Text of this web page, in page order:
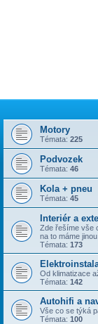
Motory
Témata: 225
Podvozek
Témata: 46
Kola + pneu
Témata: 45
Interiér a
Zde řešíme vše
na to máme jinou
Témata: 173
Od klimatizace
Témata: 142
Autohifi a
Vše co se týká
Témata: 100